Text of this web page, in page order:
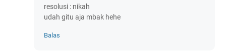
resolusi : nikah
udah gitu aja mbak hehe
Balas